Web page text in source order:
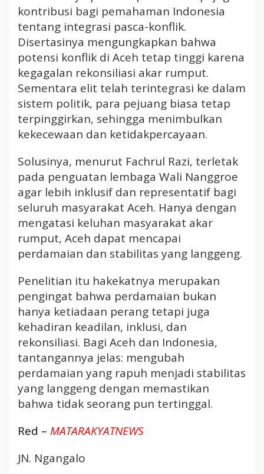
kontribusi bagi pemahaman Indonesia
tentang integrasi pasca-konflik.
Disertasinya mengungkapkan bahwa
potensi konflik di Aceh tetap tinggi karena
kegagalan rekonsiliasi akar rumput.
Sementara elit telah terintegrasi ke dalam
sistem politik, para pejuang biasa tetap
terpinggirkan, sehingga menimbulkan
kekecewaan dan ketidakpercayaan.
Solusinya, menurut Fachrul Razi, terletak
pada penguatan lembaga Wali Nanggroe
agar lebih inklusif dan representatif bagi
seluruh masyarakat Aceh. Hanya dengan
mengatasi keluhan masyarakat akar
rumput, Aceh dapat mencapai
perdamaian dan stabilitas yang langgeng.
Penelitian itu hakekatnya merupakan
pengingat bahwa perdamaian bukan
hanya ketiadaan perang tetapi juga
kehadiran keadilan, inklusi, dan
rekonsiliasi. Bagi Aceh dan Indonesia,
tantangannya jelas: mengubah
perdamaian yang rapuh menjadi stabilitas
yang langgeng dengan memastikan
bahwa tidak seorang pun tertinggal.
Red – MATARAKYATNEWS
JN. Ngangalo